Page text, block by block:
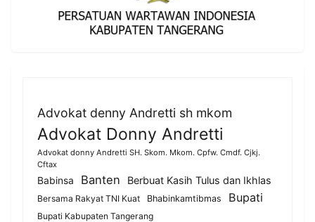
Advokat denny Andretti sh mkom
Advokat Donny Andretti
Advokat donny Andretti SH. Skom. Mkom. Cpfw. Cmdf. Cjkj.
Cftax
Babinsa Banten Berbuat Kasih Tulus dan Ikhlas
Bersama Rakyat TNI Kuat Bhabinkamtibmas Bupati
Bupati Kabupaten Tangerang